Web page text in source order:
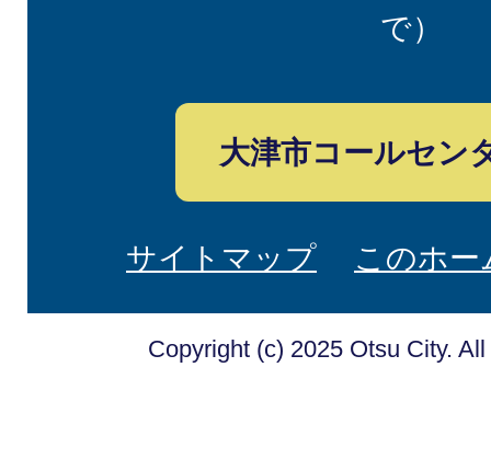
で）
大津市コールセン
サイトマップ このホ
Copyright (c) 2025 Otsu City.